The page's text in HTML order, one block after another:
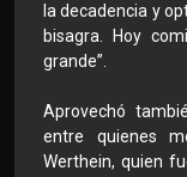
la decadencia y
bisagra. Hoy
grande”.
Aprovechó
entre quienes
Werthein, quien